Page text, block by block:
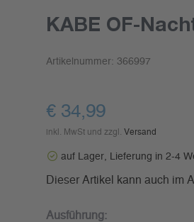
KABE OF-
Artikelnummer: 366997
€ 34,99
inkl. MwSt und zzgl. Versand
auf Lager, Lieferung in 2-4
Dieser Artikel kann auch im
Ausführung: